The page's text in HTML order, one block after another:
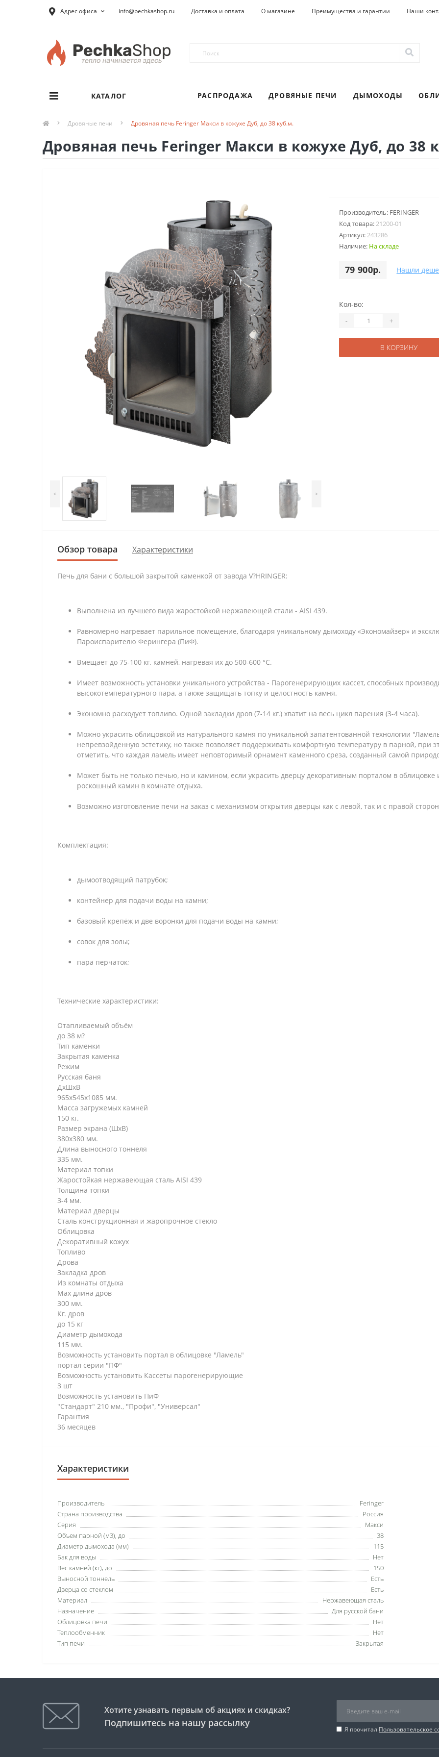
Адрес офиса info@pechkashop.ru Доставка и оплата О магазине Преимущества и гарантии Наши
КАТАЛОГ РАСПРОДАЖА ДРОВЯНЫЕ ПЕЧИ ДЫМОХОДЫ
Дровяные печи Дровяная печь Feringer Макси в кожухе Дуб, до 38 куб.м.
Дровяная печь Feringer Макси в кожухе Дуб, до 38
< >
Производитель: FERINGER
Код товара:21200-01
Артикул:243286
Наличие: На складе
79 900р. Нашли
Кол-во:
- +
В КОРЗИНУ
Обзор товара Характеристики
Печь для бани с большой закрытой каменкой от завода V?HRINGER:
Выполнена из лучшего вида жаростойкой нержавеющей стали - AISI 439.
Равномерно нагревает парильное помещение, благодаря уникальному дымоходу «Экономайзер» и
Пароиспарителю Ферингера (ПиФ).
Вмещает до 75-100 кг. камней, нагревая их до 500-600 °С.
Имеет возможность установки уникального устройства - Парогенерирующих кассет, способных
высокотемпературного пара, а также защищать топку и целостность камня.
Экономно расходует топливо. Одной закладки дров (7-14 кг.) хватит на весь цикл парения (3-4 часа).
Можно украсить облицовкой из натурального камня по уникальной запатентованной технологии
непревзойденную эстетику, но также позволяет поддерживать комфортную температуру в парной, при
отметить, что каждая ламель имеет неповторимый орнамент каменного среза, созданный самой
Может быть не только печью, но и камином, если украсить дверцу декоративным порталом в облицовке
роскошный камин в комнате отдыха.
Возможно изготовление печи на заказ с механизмом открытия дверцы как с левой, так и с правой
Комплектация:
дымоотводящий патрубок;
контейнер для подачи воды на камни;
базовый крепёж и две воронки для подачи воды на камни;
совок для золы;
пара перчаток;
Технические характеристики:
Отапливаемый объём
до 38 м?
Тип каменки
Закрытая каменка
Режим
Русская баня
ДxШxВ
965х545х1085 мм.
Масса загружемых камней
150 кг.
Размер экрана (ШхВ)
380х380 мм.
Длина выносного тоннеля
335 мм.
Материал топки
Жаростойкая нержавеющая сталь AISI 439
Толщина топки
3-4 мм.
Материал дверцы
Сталь конструкционная и жаропрочное стекло
Облицовка
Декоративный кожух
Топливо
Дрова
Закладка дров
Из комнаты отдыха
Max длина дров
300 мм.
Кг. дров
до 15 кг
Диаметр дымохода
115 мм.
Возможность установить портал в облицовке "Ламель"
портал серии "ПФ"
Возможность установить Кассеты парогенерирующие
3 шт
Возможность установить ПиФ
"Стандарт" 210 мм., "Профи", "Универсал"
Гарантия
36 месяцев
Характеристики
Производитель
Feringer
Страна производства
Россия
Серия
Макси
Объем парной (м3), до
38
Диаметр дымохода (мм)
115
Бак для воды
Нет
Вес камней (кг), до
150
Выносной тоннель
Есть
Дверца со стеклом
Есть
Материал
Нержавеющая сталь
Назначение
Для русской бани
Облицовка печи
Нет
Теплообменник
Нет
Тип печи
Закрытая
Хотите узнавать первым об акциях и скидках?
Подпишитесь на нашу рассылку
Я прочитал Пользовательское